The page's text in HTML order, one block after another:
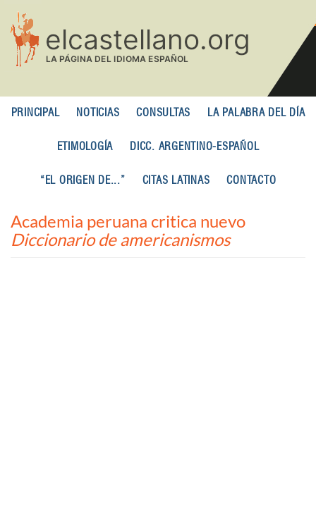
contenido
principal
PRINCIPAL NOTICIAS CONSULTAS LA PALABRA DEL DÍA
ETIMOLOGÍA DICC. ARGENTINO-ESPAÑOL
“EL ORIGEN DE...” CITAS LATINAS CONTACTO
Academia peruana critica nuevo
Diccionario de americanismos